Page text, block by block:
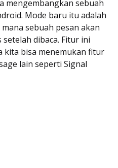
mengembangkan sebuah
Mode baru itu adalah
sebuah pesan akan
dibaca. Fitur ini
kita bisa menemukan fitur
lain seperti Signal